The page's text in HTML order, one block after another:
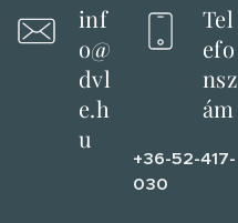
inf
o@
dvl
e.h
u
Tel
efo
nsz
ám
+36-52-417-
030